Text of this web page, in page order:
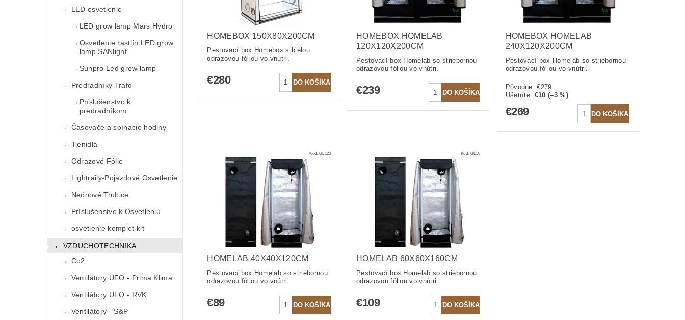
LED osvetlenie
LED grow lamp Mars Hydro
Osvetlenie rastlín LED grow
lamp SANlight
Sunpro Led grow lamp
Predradníky Trafo
Príslušenstvo k
predradníkom
Časovače a spínacie hodiny
Tienidlá
Odrazové Fólie
Lightraily-Pojazdové Osvetlenie
Neónové Trubice
Príslušenstvo k Osvetleniu
osvetlenie komplet kit
VZDUCHOTECHNIKA
Co2
Ventilátory UFO - Prima Klima
Ventilátory UFO - RVK
Ventilátory - S&P
HOMEBOX 150X80X200CM
Pestovací box Homebox s bielou
odrazovou fóliou vo vnútri.
€280
HOMEBOX HOMELAB
120X120X200CM
Pestovací box Homelab so striebornou
odrazovou fóliou vo vnútri.
€239
HOMEBOX HOMELAB
240X120X200CM
Pestovací box Homelab so striebornou
odrazovou fóliou vo vnútri.
Pôvodne:€279
Ušetríte: €10 (–3 %)
€269
Kód: GL120
HOMELAB 40X40X120CM
Pestovací box Homelab so striebornou
odrazovou fóliou vo vnútri.
€89
Kód: GL16
HOMELAB 60X60X160CM
Pestovací box Homelab so striebornou
odrazovou fóliou vo vnútri.
€109